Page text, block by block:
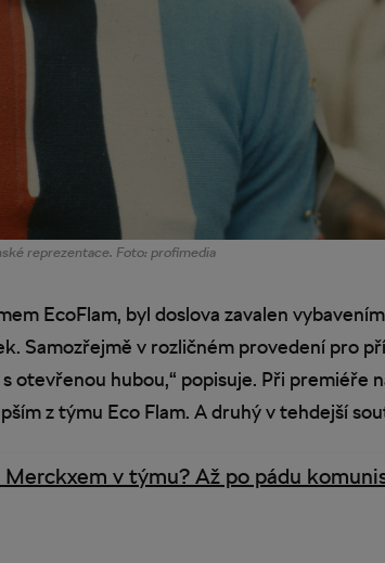
reprezentace. Foto: profimedia
EcoFlam, byl doslova zavalen
Samozřejmě v rozličném provedení pro
otevřenou hubou,“ popisuje. Při premiéře
z týmu Eco Flam. A druhý v tehdejší
Merckxem v týmu? Až po pádu